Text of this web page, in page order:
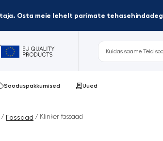
Osta meie lehelt parimate
Sooduspakkumised Uued
/ Fassaad / Klinker fassaad